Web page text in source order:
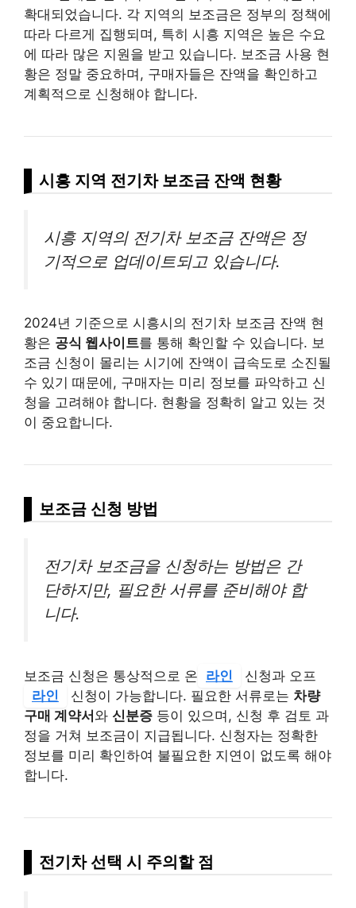
확대되었습니다. 각 지역의 보조금은 정부의 정책에
따라 다르게 집행되며, 특히 시흥 지역은 높은 수요
에 따라 많은 지원을 받고 있습니다. 보조금 사용 현
황은 정말 중요하며, 구매자들은 잔액을 확인하고
계획적으로 신청해야 합니다.
시흥 지역 전기차 보조금 잔액 현황
시흥 지역의 전기차 보조금 잔액은 정
기적으로 업데이트되고 있습니다.
2024년 기준으로 시흥시의 전기차 보조금 잔액 현
황은 공식 웹사이트를 통해 확인할 수 있습니다. 보
조금 신청이 몰리는 시기에 잔액이 급속도로 소진될
수 있기 때문에, 구매자는 미리 정보를 파악하고 신
청을 고려해야 합니다. 현황을 정확히 알고 있는 것
이 중요합니다.
보조금 신청 방법
전기차 보조금을 신청하는 방법은 간
단하지만, 필요한 서류를 준비해야 합
니다.
보조금 신청은 통상적으로 온 라인
신청과 오프
라인
신청이 가능합니다. 필요한 서류로는 차량
구매 계약서 와 신분증 등이 있으며, 신청 후 검토 과
정을 거쳐 보조금이 지급됩니다. 신청자는 정확한
정보를 미리 확인하여 불필요한 지연이 없도록 해야
합니다.
전기차 선택 시 주의할 점